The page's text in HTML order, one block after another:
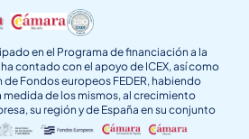
en el Programa de financiación a la
contado con el apoyo de ICEX, así como
Fondos europeos FEDER, habiendo
de los mismos, al crecimiento
su región y de España en su conjunto